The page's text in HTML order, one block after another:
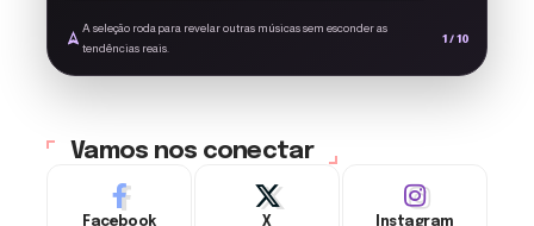
vertical-align:
22px; height: 22px;
Monetizada'>
A seleção roda para revelar outras músicas sem esconder as
tendências reais.
1 / 10
Vamos nos conectar
Facebook X Instagram